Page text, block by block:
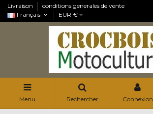
Livraison
conditions generales de vente
Français
EUR €
Menu Rechercher Connexion